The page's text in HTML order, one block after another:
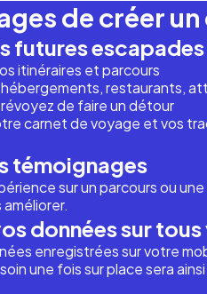
de créer
futures escapades
itinéraires et parcours
restaurants,
de faire un détour
carnet de voyage et vos
témoignages
sur un parcours ou
données sur
enregistrées sur votre
une fois sur place sera